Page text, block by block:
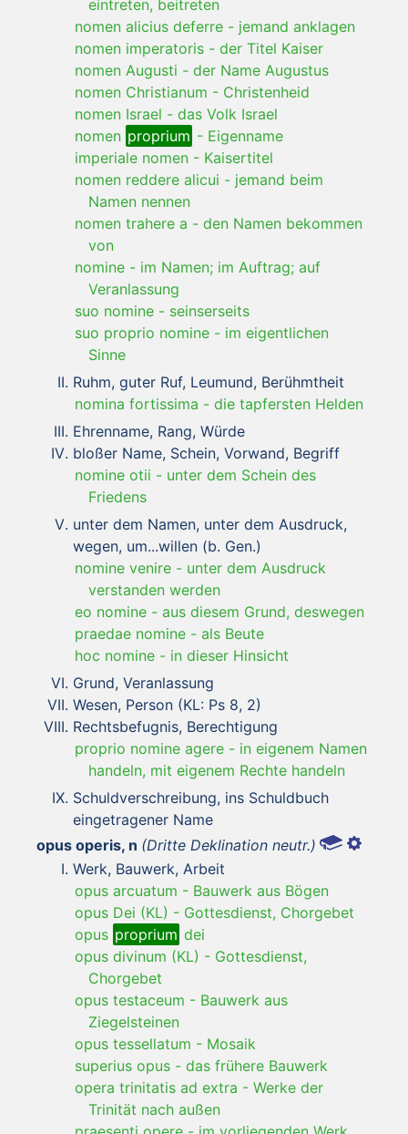
eintreten, beitreten
nomen alicius deferre - jemand anklagen
nomen imperatoris - der Titel Kaiser
nomen Augusti - der Name Augustus
nomen Christianum - Christenheid
nomen Israel - das Volk Israel
nomen proprium - Eigenname
imperiale nomen - Kaisertitel
nomen reddere alicui - jemand beim
Namen nennen
nomen trahere a - den Namen bekommen
von
nomine - im Namen; im Auftrag; auf
Veranlassung
suo nomine - seinserseits
suo proprio nomine - im eigentlichen
Sinne
Ruhm, guter Ruf, Leumund, Berühmtheit
nomina fortissima - die tapfersten Helden
Ehrenname, Rang, Würde
bloßer Name, Schein, Vorwand, Begriff
nomine otii - unter dem Schein des
Friedens
unter dem Namen, unter dem Ausdruck,
wegen, um...willen (b. Gen.)
nomine venire - unter dem Ausdruck
verstanden werden
eo nomine - aus diesem Grund, deswegen
praedae nomine - als Beute
hoc nomine - in dieser Hinsicht
Grund, Veranlassung
Wesen, Person (KL: Ps 8, 2)
Rechtsbefugnis, Berechtigung
proprio nomine agere - in eigenem Namen
handeln, mit eigenem Rechte handeln
Schuldverschreibung, ins Schuldbuch
eingetragener Name
opus operis, n (Dritte Deklination neutr.)
Werk, Bauwerk, Arbeit
opus arcuatum - Bauwerk aus Bögen
opus Dei (KL) - Gottesdienst, Chorgebet
opus proprium dei
opus divinum (KL) - Gottesdienst,
Chorgebet
opus testaceum - Bauwerk aus
Ziegelsteinen
opus tessellatum - Mosaik
superius opus - das frühere Bauwerk
opera trinitatis ad extra - Werke der
Trinität nach außen